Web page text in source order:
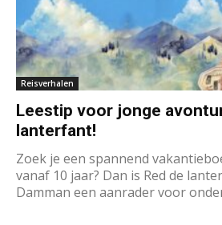
Reisverhalen
Leestip voor jonge
lanterfant!
Zoek je een spannend
vanaf 10 jaar? Dan is Red de
Damman een aanrader voor